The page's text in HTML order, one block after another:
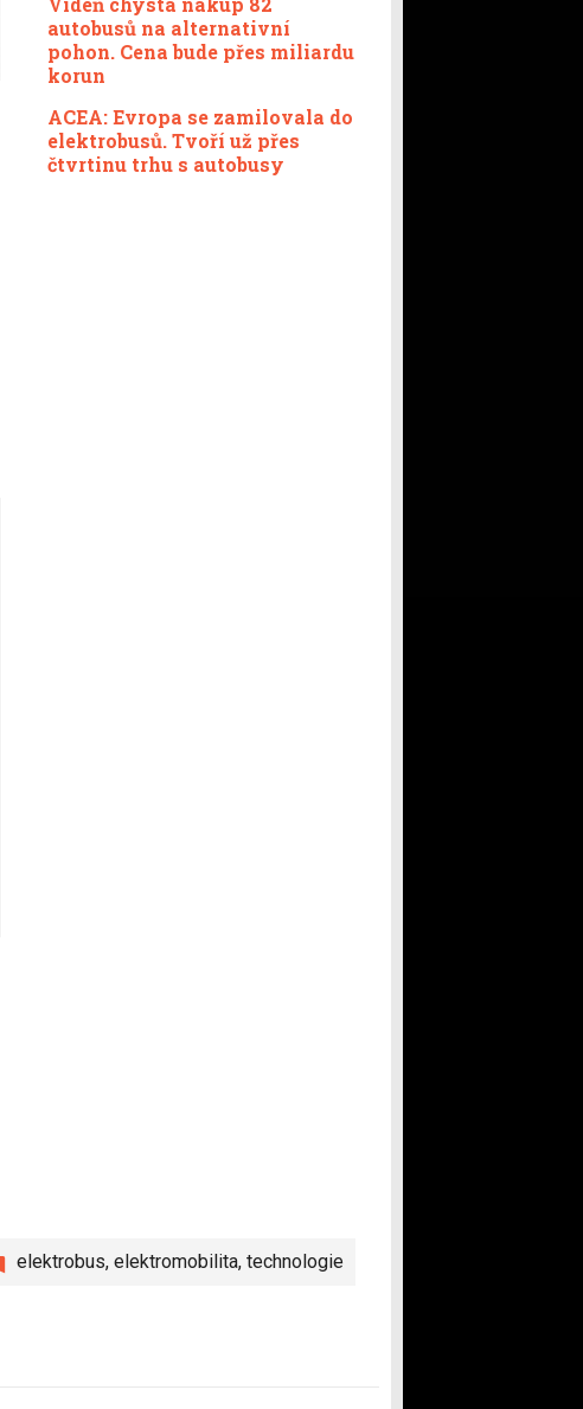
elektrobus, elektromobilita, technologie
autobusů na alternativní
pohon. Cena bude přes miliardu
korun
ACEA: Evropa se zamilovala do
elektrobusů. Tvoří už přes
čtvrtinu trhu s autobusy